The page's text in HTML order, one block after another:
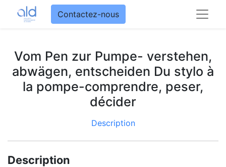
Contactez-nous
Vom Pen zur Pumpe- verstehen,
abwägen, entscheiden Du stylo à
la pompe-comprendre, peser,
décider
Description
Description